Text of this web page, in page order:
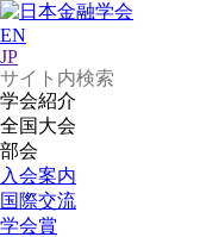
EN
JP
学会紹介
全国大会
部会
入会案内
国際交流
学会賞